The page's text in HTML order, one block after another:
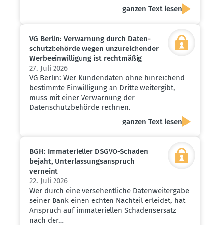
ganzen Text lesen
VG Berlin: Verwarnung durch Daten­
schutz­be­hörde wegen unzurei­chender
Werbe­ein­wil­ligung ist recht­mäßig
27. Juli 2026
VG Berlin: Wer Kundendaten ohne hinreichend
bestimmte Einwilligung an Dritte weitergibt,
muss mit einer Verwarnung der
Datenschutzbehörde rechnen.
ganzen Text lesen
BGH: Immate­ri­eller DSGVO-Schaden
bejaht, Unter­las­sungs­an­spruch
verneint
22. Juli 2026
Wer durch eine versehentliche Datenweitergabe
seiner Bank einen echten Nachteil erleidet, hat
Anspruch auf immateriellen Schadensersatz
nach der…